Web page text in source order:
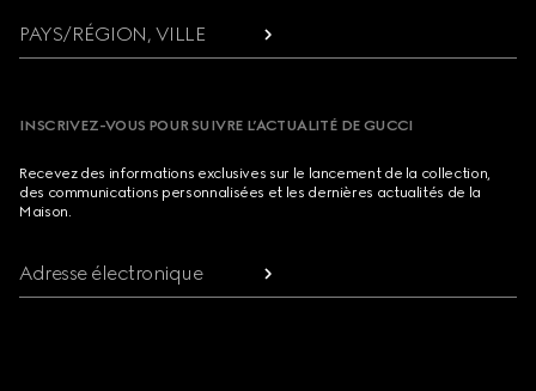
PAYS/RÉGION, VILLE
INSCRIVEZ-VOUS POUR SUIVRE L’ACTUALITÉ DE GUCCI
Recevez des informations exclusives sur le lancement de la collection,
des communications personnalisées et les dernières actualités de la
Maison.
Adresse électronique